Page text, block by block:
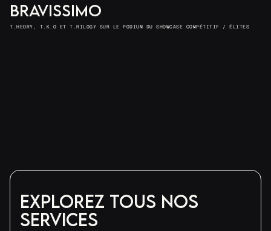
BRAVISSIMO
T.HEORY, T.K.O ET T.RILOGY SUR LE PODIUM DU SHOWCASE COMPÉTITIF / ÉLITES
Explorez tous nos
services